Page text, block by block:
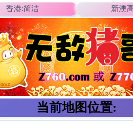
香港:简洁 新澳
当前地图位置: